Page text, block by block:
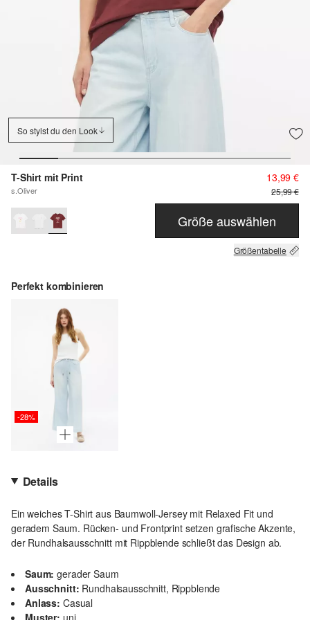
So stylst du den Look
T-Shirt mit Print
s.Oliver
13,99 €
25,99 €
Größe auswählen
Größentabelle
Perfekt kombinieren
-28%
Details
Ein weiches T-Shirt aus Baumwoll-Jersey mit Relaxed Fit und
geradem Saum. Rücken- und Frontprint setzen grafische Akzente,
der Rundhalsausschnitt mit Rippblende schließt das Design ab.
Saum: gerader Saum
Ausschnitt: Rundhalsausschnitt, Rippblende
Anlass: Casual
Muster: uni